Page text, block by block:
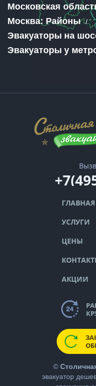
Московская
Москва: Районы
Эвакуаторы на
Эвакуаторы у
ГЛАВНАЯ
УСЛУГИ
ЦЕНЫ
АКЦИИ
©
эвакуатор